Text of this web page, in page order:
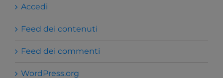
Accedi
Feed dei contenuti
Feed dei commenti
WordPress.org